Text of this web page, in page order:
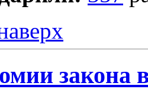
закона